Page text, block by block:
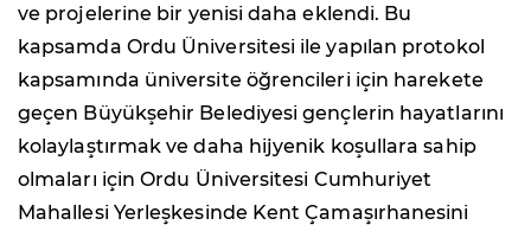
ve projelerine bir yenisi daha eklendi. Bu
kapsamda Ordu Üniversitesi ile yapılan protokol
kapsamında üniversite öğrencileri için harekete
geçen Büyükşehir Belediyesi gençlerin hayatlarını
kolaylaştırmak ve daha hijyenik koşullara sahip
olmaları için Ordu Üniversitesi Cumhuriyet
Mahallesi Yerleşkesinde Kent Çamaşırhanesini